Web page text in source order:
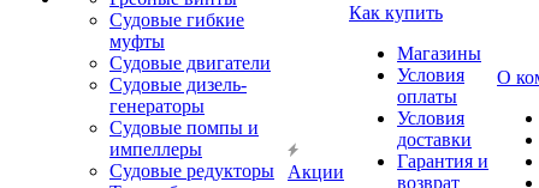
Судовые гибкие
муфты
Судовые двигатели
Судовые дизель-
генераторы
Судовые помпы и
импеллеры
Судовые редукторы
Акции
Как купить
Магазины
Условия
оплаты
Условия
доставки
Гарантия и
возврат
О